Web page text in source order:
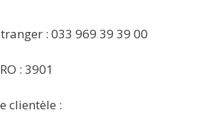
: 033 969 39 39 00
: 3901
clientèle :